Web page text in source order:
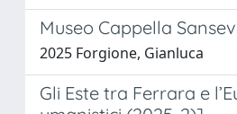
Museo Cappella
2025 Forgione, Gianluca
Gli Este tra Ferrara e